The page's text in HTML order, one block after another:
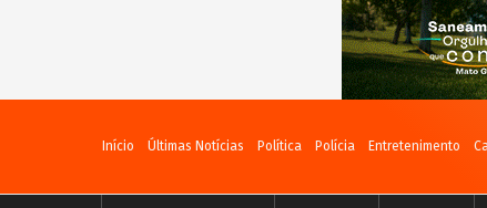
Início Últimas Notícias Política Polícia Entretenimento